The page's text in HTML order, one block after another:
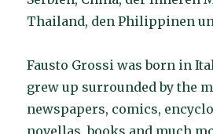
Thailand, den Philippinen
Fausto Grossi was born in
grew up surrounded by the
newspapers, comics,
novellas, books and much